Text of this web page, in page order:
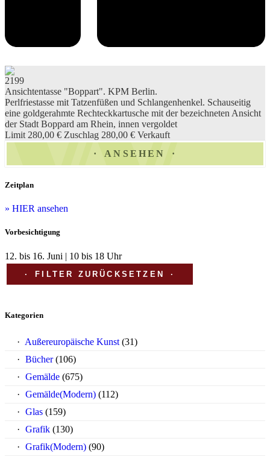
2199
Ansichtentasse "Boppart". KPM Berlin.
Perlfriestasse mit Tatzenfüßen und Schlangenhenkel. Schauseitig
eine goldgerahmte Rechteckkartusche mit der bezeichneten Ansicht
der Stadt Boppard am Rhein, innen vergoldet
Limit 280,00 € Zuschlag 280,00 € Verkauft
ANSEHEN
Zeitplan
» HIER ansehen
Vorbesichtigung
12. bis 16. Juni | 10 bis 18 Uhr
FILTER ZURÜCKSETZEN
Kategorien
Außereuropäische Kunst (31)
Bücher (106)
Gemälde (675)
Gemälde(Modern) (112)
Glas (159)
Grafik (130)
Grafik(Modern) (90)